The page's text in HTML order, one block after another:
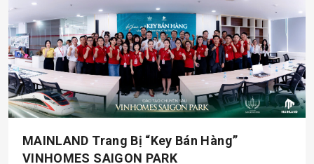
MAINLAND Trang Bị “key Bán Hàng”
VINHOMES SAIGON PARK